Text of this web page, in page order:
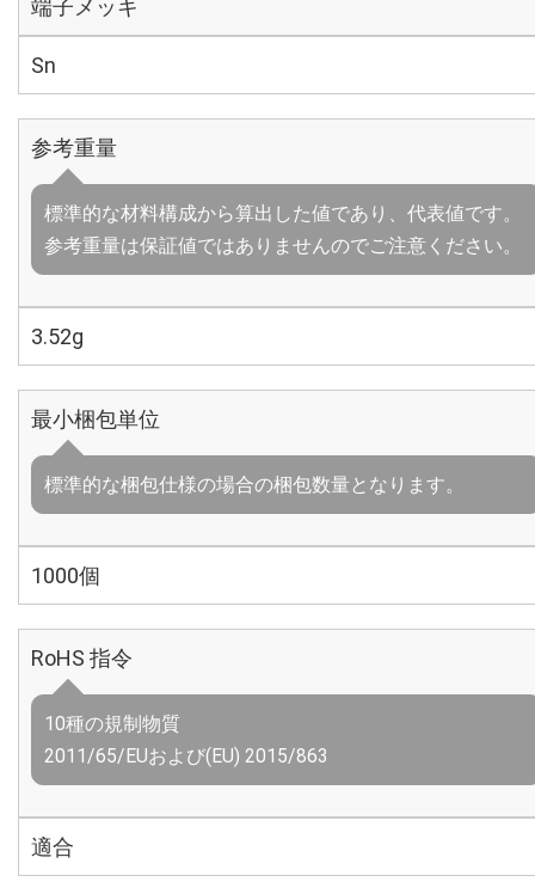
端子メッキ
Sn
参考重量
標準的な材料構成から算出した値であり、代表値です。
参考重量は保証値ではありませんのでご注意ください。
3.52g
最小梱包単位
標準的な梱包仕様の場合の梱包数量となります。
1000個
RoHS 指令
10種の規制物質
2011/65/EUおよび(EU) 2015/863
適合